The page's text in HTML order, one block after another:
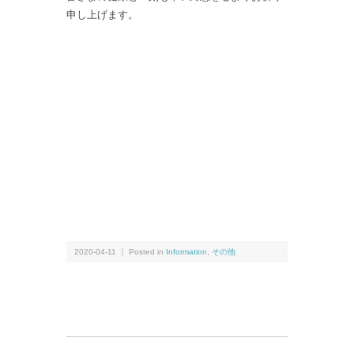
申し上げます。
2020-04-11 ｜ Posted in Information その他